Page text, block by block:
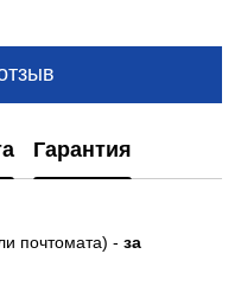
Гарантия
почтомата) - за